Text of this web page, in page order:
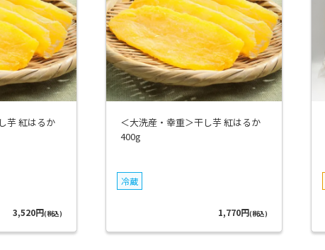
芋 紅はるか
3,520円(税込)
＜大洗産・幸重＞干し芋 紅はるか
400g
冷蔵
1,770円(税込)